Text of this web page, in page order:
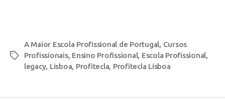
A Maior Escola Profissional de Portugal, Cursos
Profissionais, Ensino Profissional, Escola Profissional,
legacy, Lisboa, Profitecla, Profitecla Lisboa